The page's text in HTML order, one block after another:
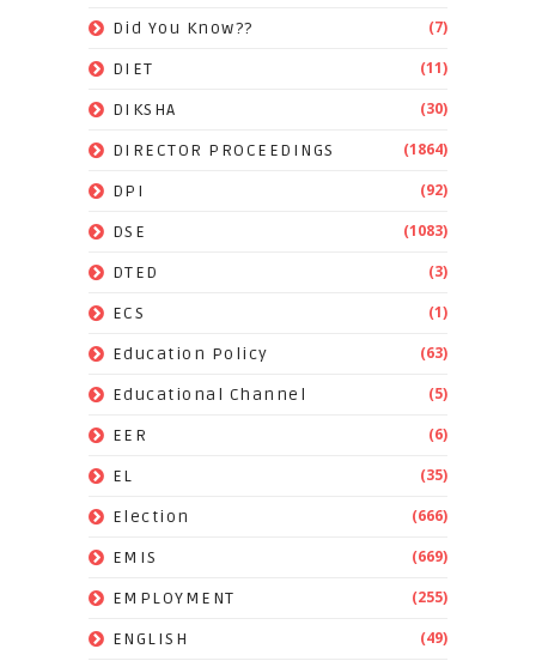
Did You Know?? (7)
DIET (11)
DIKSHA (30)
DIRECTOR PROCEEDINGS (1864)
DPI (92)
DSE (1083)
DTED (3)
ECS (1)
Education Policy (63)
Educational Channel (5)
EER (6)
EL (35)
Election (666)
EMIS (669)
EMPLOYMENT (255)
ENGLISH (49)